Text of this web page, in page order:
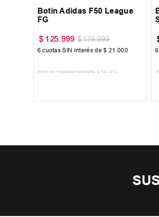
Botin Adidas F50 League
FG
$ 125.999 $ 179.999
6 cuotas SIN interés de$ 21 .000
Precio sin impuestos nacionales: $ 104 .131 ,4
6